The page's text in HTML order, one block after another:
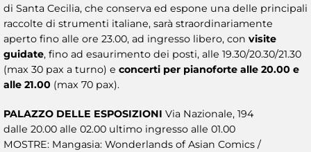
di Santa Cecilia, che conserva ed espone una delle principali
raccolte di strumenti italiane, sarà straordinariamente
aperto fino alle ore 23.00, ad ingresso libero, con visite
guidate, fino ad esaurimento dei posti, alle 19.30/20.30/21.30
(max 30 pax a turno) e concerti per pianoforte alle 20.00 e
alle 21.00 (max 70 pax).
PALAZZO DELLE ESPOSIZIONI Via Nazionale, 194
dalle 20.00 alle 02.00 ultimo ingresso alle 01.00
MOSTRE: Mangasia: Wonderlands of Asian Comics /